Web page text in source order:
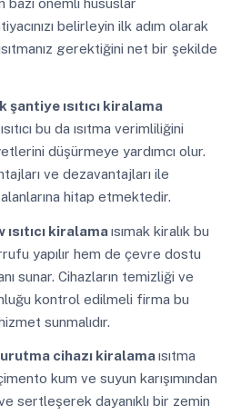
önemli hususlar
belirleyin ilk adım olarak
gerektiğini net bir şekilde
şantiye ısıtıcı kiralama
bu da ısıtma verimliliğini
düşürmeye yardımcı olur.
ve dezavantajları ile
hitap etmektedir.
ısıtıcı kiralamaısımak kiralık bu
yapılır hem de çevre dostu
sunar. Cihazların temizliği ve
kontrol edilmeli firma bu
sunmalıdır.
cihazı kiralamaısıtma
kum ve suyun karışımından
sertleşerek dayanıklı bir zemin